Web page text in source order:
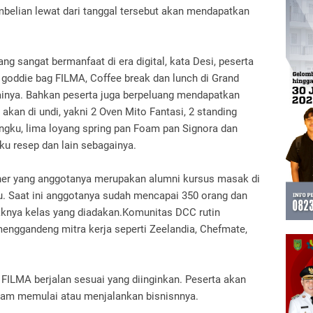
lewat dari tanggal tersebut akan mendapatkan
sangat bermanfaat di era digital, kata Desi, peserta
bag FILMA, Coffee break dan lunch di Grand
Bahkan peserta juga berpeluang mendapatkan
di undi, yakni 2 Oven Mito Fantasi, 2 standing
lima loyang spring pan Foam pan Signora dan
resep dan lain sebagainya.
yang anggotanya merupakan alumni kursus masak di
Saat ini anggotanya sudah mencapai 350 orang dan
kelas yang diadakan.Komunitas DCC rutin
mitra kerja seperti Zeelandia, Chefmate,
berjalan sesuai yang diinginkan. Peserta akan
memulai atau menjalankan bisnisnnya.